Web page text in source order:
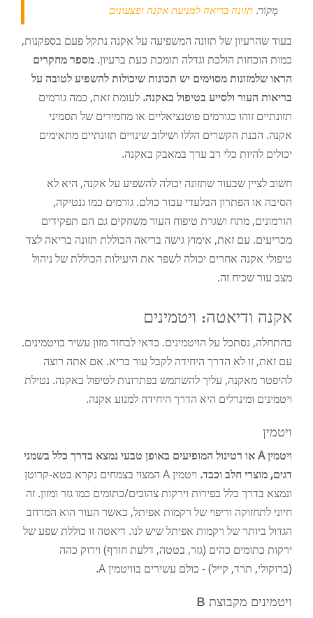
מָקוֹר: תזונה בריאה למניעת אקנה ופצעונים
בעוד שהרעיון של תזונה המשפיעה על אקנה נתקל פעם בספקנות,
כמות הוכחות הולכת וגדלה תומכת כעת ברעיון. מספר מחקרים
הראו שלמזונות מסוימים יש תכונות שיכולות להשפיע לטובה על
בריאות העור ולסייע בטיפול באקנה. לעומת זאת, כמה גורמים
תזונתיים זוהו כגורמים פוטנציאליים או מחמירים של תסמיני
אקנה. הבנת הקשרים הללו ושילוב שינויים תזונתיים מתאימים
יכולים להיות כלי רב ערך במאבק באקנה.
חשוב לציין שבעוד שתזונה יכולה להשפיע על אקנה, היא לא
הסיבה או הפתרון הבלעדי עבור כולם. גורמים כמו גנטיקה,
הורמונים, מתח ושגרת טיפוח העור משחקים גם הם תפקידים
מכריעים. עם זאת, אימוץ גישה בריאה הכוללת תזונה בריאה לצד
טיפולי אקנה אחרים יכולה לשפר את היעילות הכוללת של ניהול
מצב עור שכיח זה.
אקנה ודיאטה: ויטמינים
בהתחלה, נסתכל על הויטמינים. כדאי לבחור מזון עשיר בויטמינים.
עם זאת, זו לא הדרך היחידה לקבל עור בריא. אם אתה רוצה
להיפטר מאקנה, עליך להשתמש בפתרונות לטיפול באקנה. נטילת
ויטמינים ומינרלים היא הדרך היחידה למנוע אקנה.
ויטמין
ויטמין A או רטינול המופיעים באופן טבעי נמצא בדרך כלל בשמני
דגים, מוצרי חלב וכבד.
ויטמין A המצוי בצמחים נקרא בטא-קרוטן
ונמצא בדרך כלל בפירות וירקות צהובים/כתומים כמו גזר ומזון. זה
חיוני לתחזוקה וריפוי של רקמות אפיתל, כאשר העור הוא המרחב
הגדול ביותר של רקמות אפיתל שיש לנו. דיאטה זו כוללת שפע של
ירקות כתומים כהים (גזר, בטטה, דלעת חורף) וירוק כהה
(ברוקולי, תרד, קייל) - כולם עשירים בוויטמין A.
ויטמינים מקבוצת B